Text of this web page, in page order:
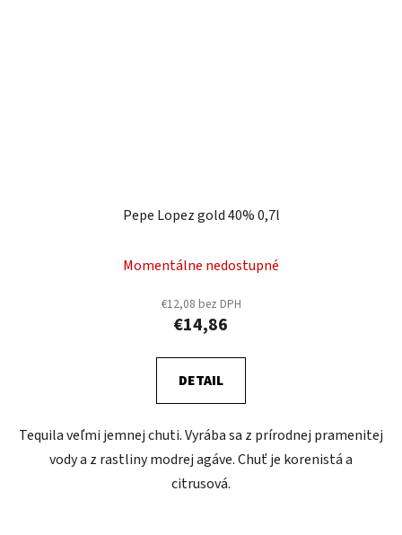
Pepe Lopez gold 40% 0,7l
Momentálne nedostupné
€12,08 bez DPH
€14,86
DETAIL
Tequila veľmi jemnej chuti. Vyrába sa z prírodnej pramenitej
vody a z rastliny modrej agáve. Chuť je korenistá a
citrusová.